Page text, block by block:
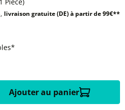
, livraison gratuite (DE) à partir de 99€**
Ajouter au panier